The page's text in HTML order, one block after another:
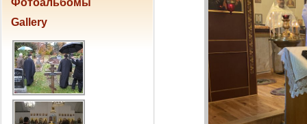
Фотоальбомы
Gallery